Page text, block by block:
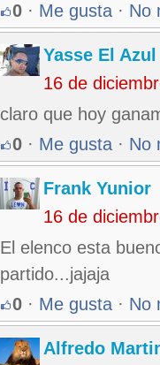
0 · Me gusta · No
Yasse El Azul
16 de
claro que hoy
0 · Me gusta · No
Frank Yunior
16 de
El elenco esta
partido...jajaja
0 · Me gusta · No
Alfredo